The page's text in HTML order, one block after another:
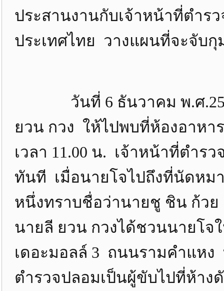
ประสานงานกับเจ้าหน้าที่ตำร
ประเทศไทย วางแผนที่จะจับ
วันที่ 6 ธันวาคม พ.ศ
ยวน กวง ให้ไปพบที่ห้องอาหา
เวลา 11.00 น. เจ้าหน้าที่ตำร
ทันที เมื่อนายโจไปถึงที่นัดหม
หนึ่งทราบชื่อว่านายชู ชิน ก้ว
นายลี ยวน กวงได้ชวนนายโจ
เดอะมอลล์ 3 ถนนรามคำแห
ตำรวจปลอมเป็นผู้ขับไปที่ห้าง